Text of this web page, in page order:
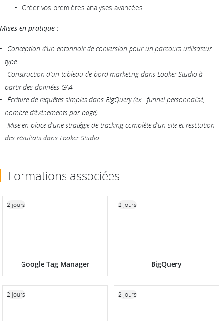
Créer vos premières analyses avancées
Mises en pratique :
Conception d’un entonnoir de conversion pour un parcours utilisateur
type
Construction d’un tableau de bord marketing dans Looker Studio à
partir des données GA4
Écriture de requêtes simples dans BigQuery (ex : funnel personnalisé,
nombre d’événements par page)
Mise en place d’une stratégie de tracking complète d’un site et restitution
des résultats dans Looker Studio
Formations associées
Google Tag Manager
2 jours
BigQuery
2 jours
2 jours 2 jours